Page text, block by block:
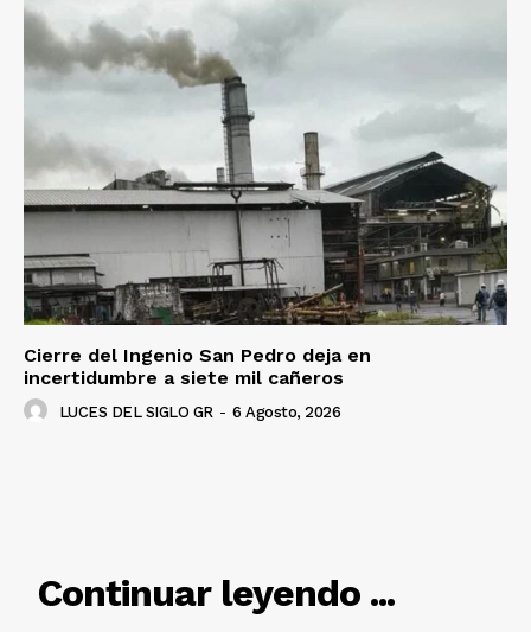
Luces
Del Siglo
Cierre del Ingenio San Pedro deja en
incertidumbre a siete mil cañeros
LUCES DEL SIGLO GR - 6 Agosto, 2026
Continuar leyendo ...
RELACIONADO